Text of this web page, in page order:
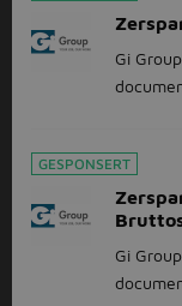
Gi
GESPONSERT
Gi